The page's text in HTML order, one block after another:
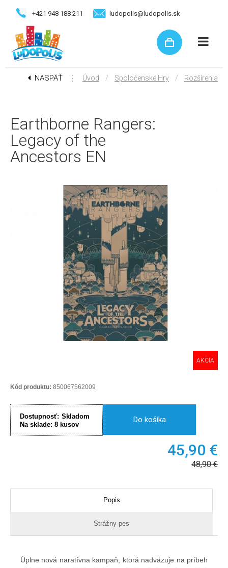
+421 948 188 211 ludopolis@ludopolis.sk
NASPÄŤ ⋮ Úvod / Spoločenské Hry / Rozšírenia
Earthborne Rangers:
Legacy of the
Ancestors EN
AKCIA
Kód produktu: 850067562009
Dostupnosť: Skladom
Na sklade: 8 kusov
Do košíka
45,90 €
48,90€
Popis
Strážny pes
Úplne nová naratívna kampaň, ktorá nadväzuje na príbeh